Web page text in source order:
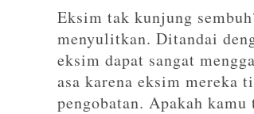
Eksim tak kunjung
menyulitkan. Ditandai
eksim dapat sangat
asa karena eksim mereka
pengobatan. Apakah